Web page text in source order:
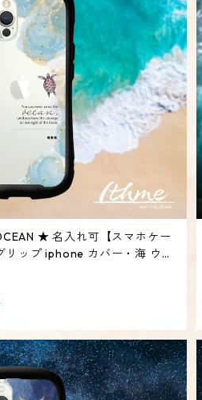
★ 名入れ可【スマホケー
リップ iphone カバー・海 ウミ